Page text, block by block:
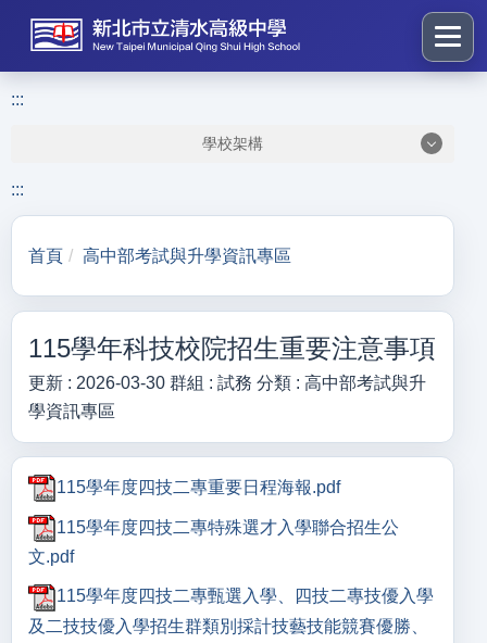
到
塊
:::
學校架構
:::
首頁 高中部考試與升學資訊專區
115學年科技校院招生重要注意事項
更新 : 2026-03-30 群組 : 試務 分類 : 高中部考試與升
學資訊專區
115學年度四技二專重要日程海報.pdf
115學年度四技二專特殊選才入學聯合招生公
文.pdf
115學年度四技二專甄選入學、四技二專技優入學
及二技技優入學招生群類別採計技藝技能競賽優勝、